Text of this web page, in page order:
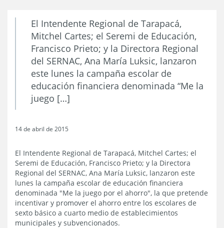
El Intendente Regional de Tarapacá,
Mitchel Cartes; el Seremi de Educación,
Francisco Prieto; y la Directora Regional
del SERNAC, Ana María Luksic, lanzaron
este lunes la campaña escolar de
educación financiera denominada “Me la
juego […]
14 de abril de 2015
El Intendente Regional de Tarapacá, Mitchel Cartes; el
Seremi de Educación, Francisco Prieto; y la Directora
Regional del SERNAC, Ana María Luksic, lanzaron este
lunes la campaña escolar de educación financiera
denominada "Me la juego por el ahorro", la que pretende
incentivar y promover el ahorro entre los escolares de
sexto básico a cuarto medio de establecimientos
municipales y subvencionados.